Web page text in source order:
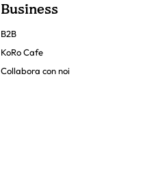
Business
B2B
KoRo Cafe
Collabora con noi